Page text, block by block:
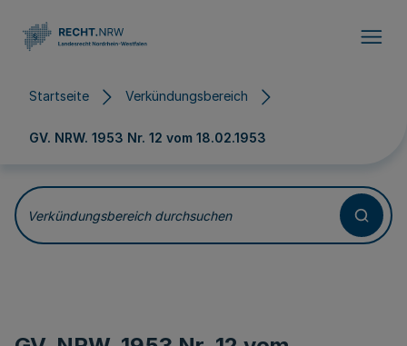
Startseite Verkündungsbereich
GV. NRW. 1953 Nr. 12 vom 18.02.1953
Verkündungsbereich durchsuchen